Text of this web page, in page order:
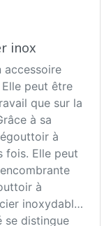
inox
accessoire
peut être
que sur la
à sa
à
fois. Elle peut
à
inoxydable
se distingue